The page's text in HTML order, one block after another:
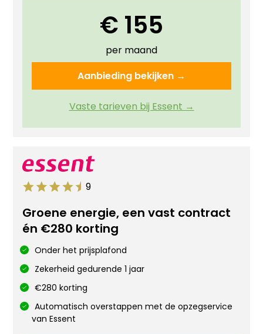
€ 155
per maand
Aanbieding bekijken →
Vaste tarieven bij Essent →
9
Groene energie, een vast contract
én €280 korting
Onder het prijsplafond
Zekerheid gedurende 1 jaar
€280 korting
Automatisch overstappen met de opzegservice
van Essent